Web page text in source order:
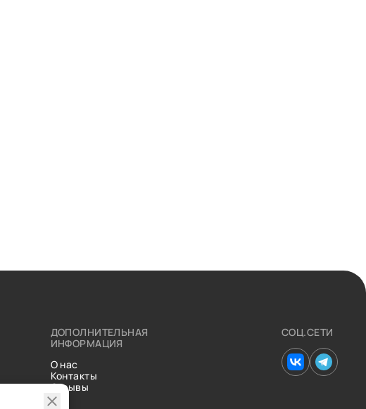
ДОПОЛНИТЕЛЬНАЯ
ИНФОРМАЦИЯ
О нас
Контакты
Отзывы
СОЦ.СЕТИ